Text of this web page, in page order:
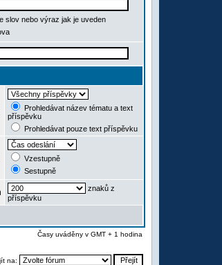
slov nebo výraz jak je uveden
Prohledávat název tématu a text
příspěvku
Prohledávat pouze text příspěvku
Vzestupně
Sestupně
znaků z
příspěvku
Časy uváděny v GMT + 1 hodina
na: